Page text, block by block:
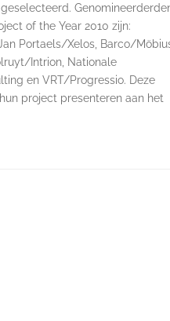
of the Year 2010 zijn:
Portaels/Xelos, Barco/
Intrion, Nationale
en VRT/Progressio. Deze
project presenteren aan het